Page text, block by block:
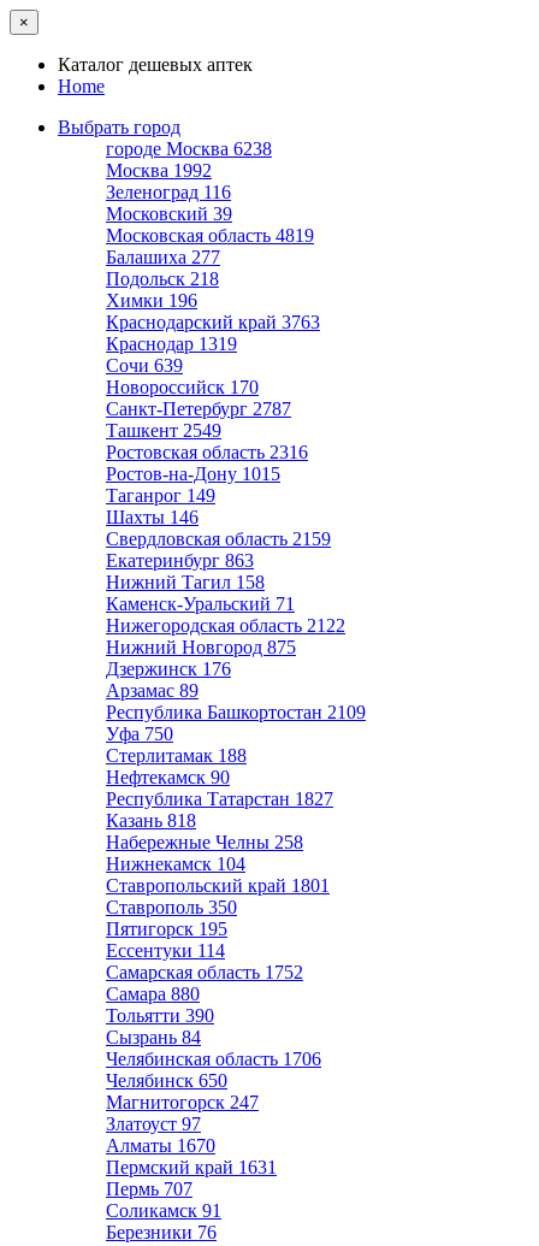
×
Каталог дешевых аптек
Home
Выбрать город
городе Москва 6238
Москва 1992
Зеленоград 116
Московский 39
Московская область 4819
Балашиха 277
Подольск 218
Химки 196
Краснодарский край 3763
Краснодар 1319
Сочи 639
Новороссийск 170
Санкт-Петербург 2787
Ташкент 2549
Ростовская область 2316
Ростов-на-Дону 1015
Таганрог 149
Шахты 146
Свердловская область 2159
Екатеринбург 863
Нижний Тагил 158
Каменск-Уральский 71
Нижегородская область 2122
Нижний Новгород 875
Дзержинск 176
Арзамас 89
Республика Башкортостан 2109
Уфа 750
Стерлитамак 188
Нефтекамск 90
Республика Татарстан 1827
Казань 818
Набережные Челны 258
Нижнекамск 104
Ставропольский край 1801
Ставрополь 350
Пятигорск 195
Ессентуки 114
Самарская область 1752
Самара 880
Тольятти 390
Сызрань 84
Челябинская область 1706
Челябинск 650
Магнитогорск 247
Златоуст 97
Алматы 1670
Пермский край 1631
Пермь 707
Соликамск 91
Березники 76